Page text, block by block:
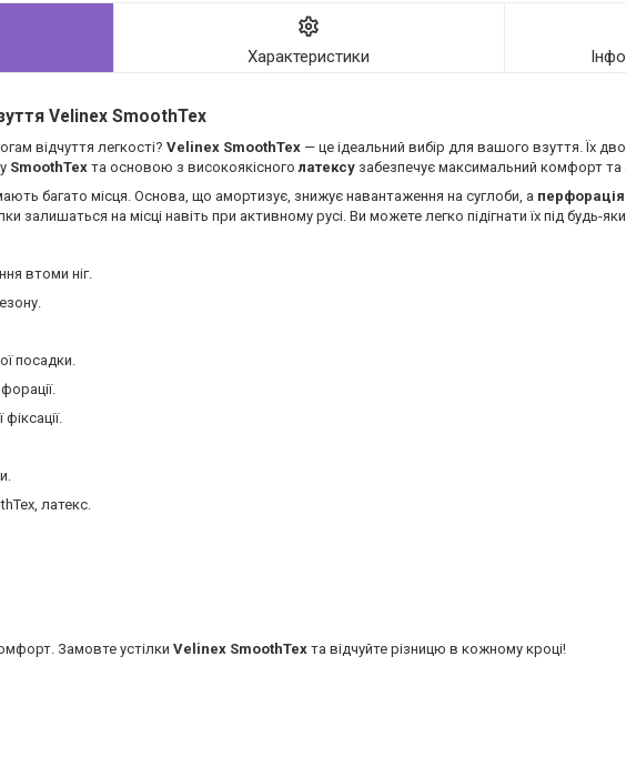
Характеристики
Velinex SmoothTex
відчуття легкості? Velinex SmoothTex — це ідеальний вибір для вашого взуття. Їх
SmoothTex та основою з високоякісноголатексу забезпечує максимальний комфорт та
багато місця. Основа, що амортизує, знижує навантаження на суглоби, а перфорація
залишаться на місці навіть при активному русі. Ви можете легко підігнати їх під будь-
втоми ніг.
посадки.
латекс.
Замовте устілки Velinex SmoothTex та відчуйте різницю в кожному кроці!